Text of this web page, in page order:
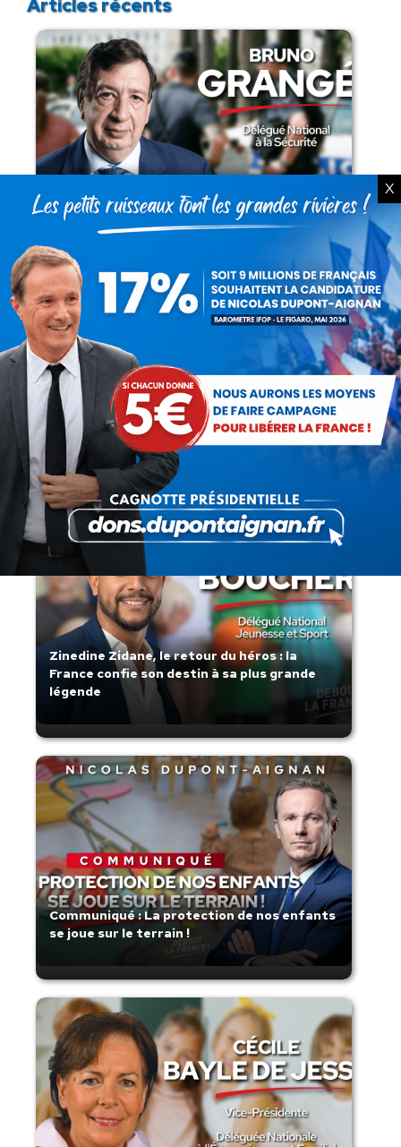
Articles récents
armes par les forces de l’ordre
Lorsque tout flambe et que l’État
s’affaisse.
Zinedine Zidane, le retour du héros : la
France confie son destin à sa plus grande
légende
Communiqué : La protection de nos enfants
se joue sur le terrain !
X